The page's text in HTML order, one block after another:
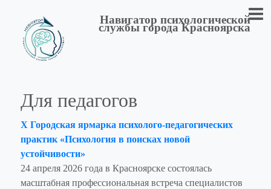
Навигатор психологической
службы города Красноярска
Для педагогов
X Городская ярмарка психолого-педагогических
практик «Психология в поисках новой
устойчивости»
24 апреля 2026 года в Красноярске состоялась
масштабная профессиональная встреча специалистов